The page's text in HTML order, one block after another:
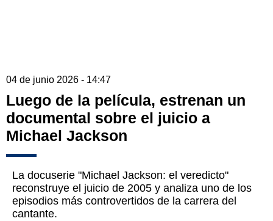
04 de junio 2026 - 14:47
Luego de la película, estrenan un
documental sobre el juicio a
Michael Jackson
La docuserie "Michael Jackson: el veredicto"
reconstruye el juicio de 2005 y analiza uno de los
episodios más controvertidos de la carrera del
cantante.